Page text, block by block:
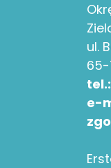
ul.
65-
e-